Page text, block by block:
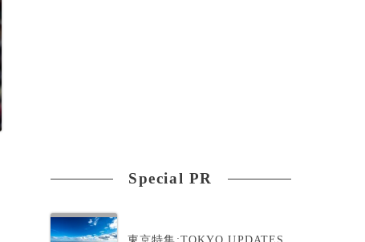
Special PR
東京特集:TOKYO UPDATES